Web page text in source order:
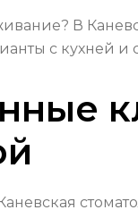
В
с кухней